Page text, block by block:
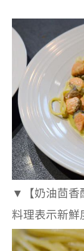
▼
【奶油茴
料理表示新鮮